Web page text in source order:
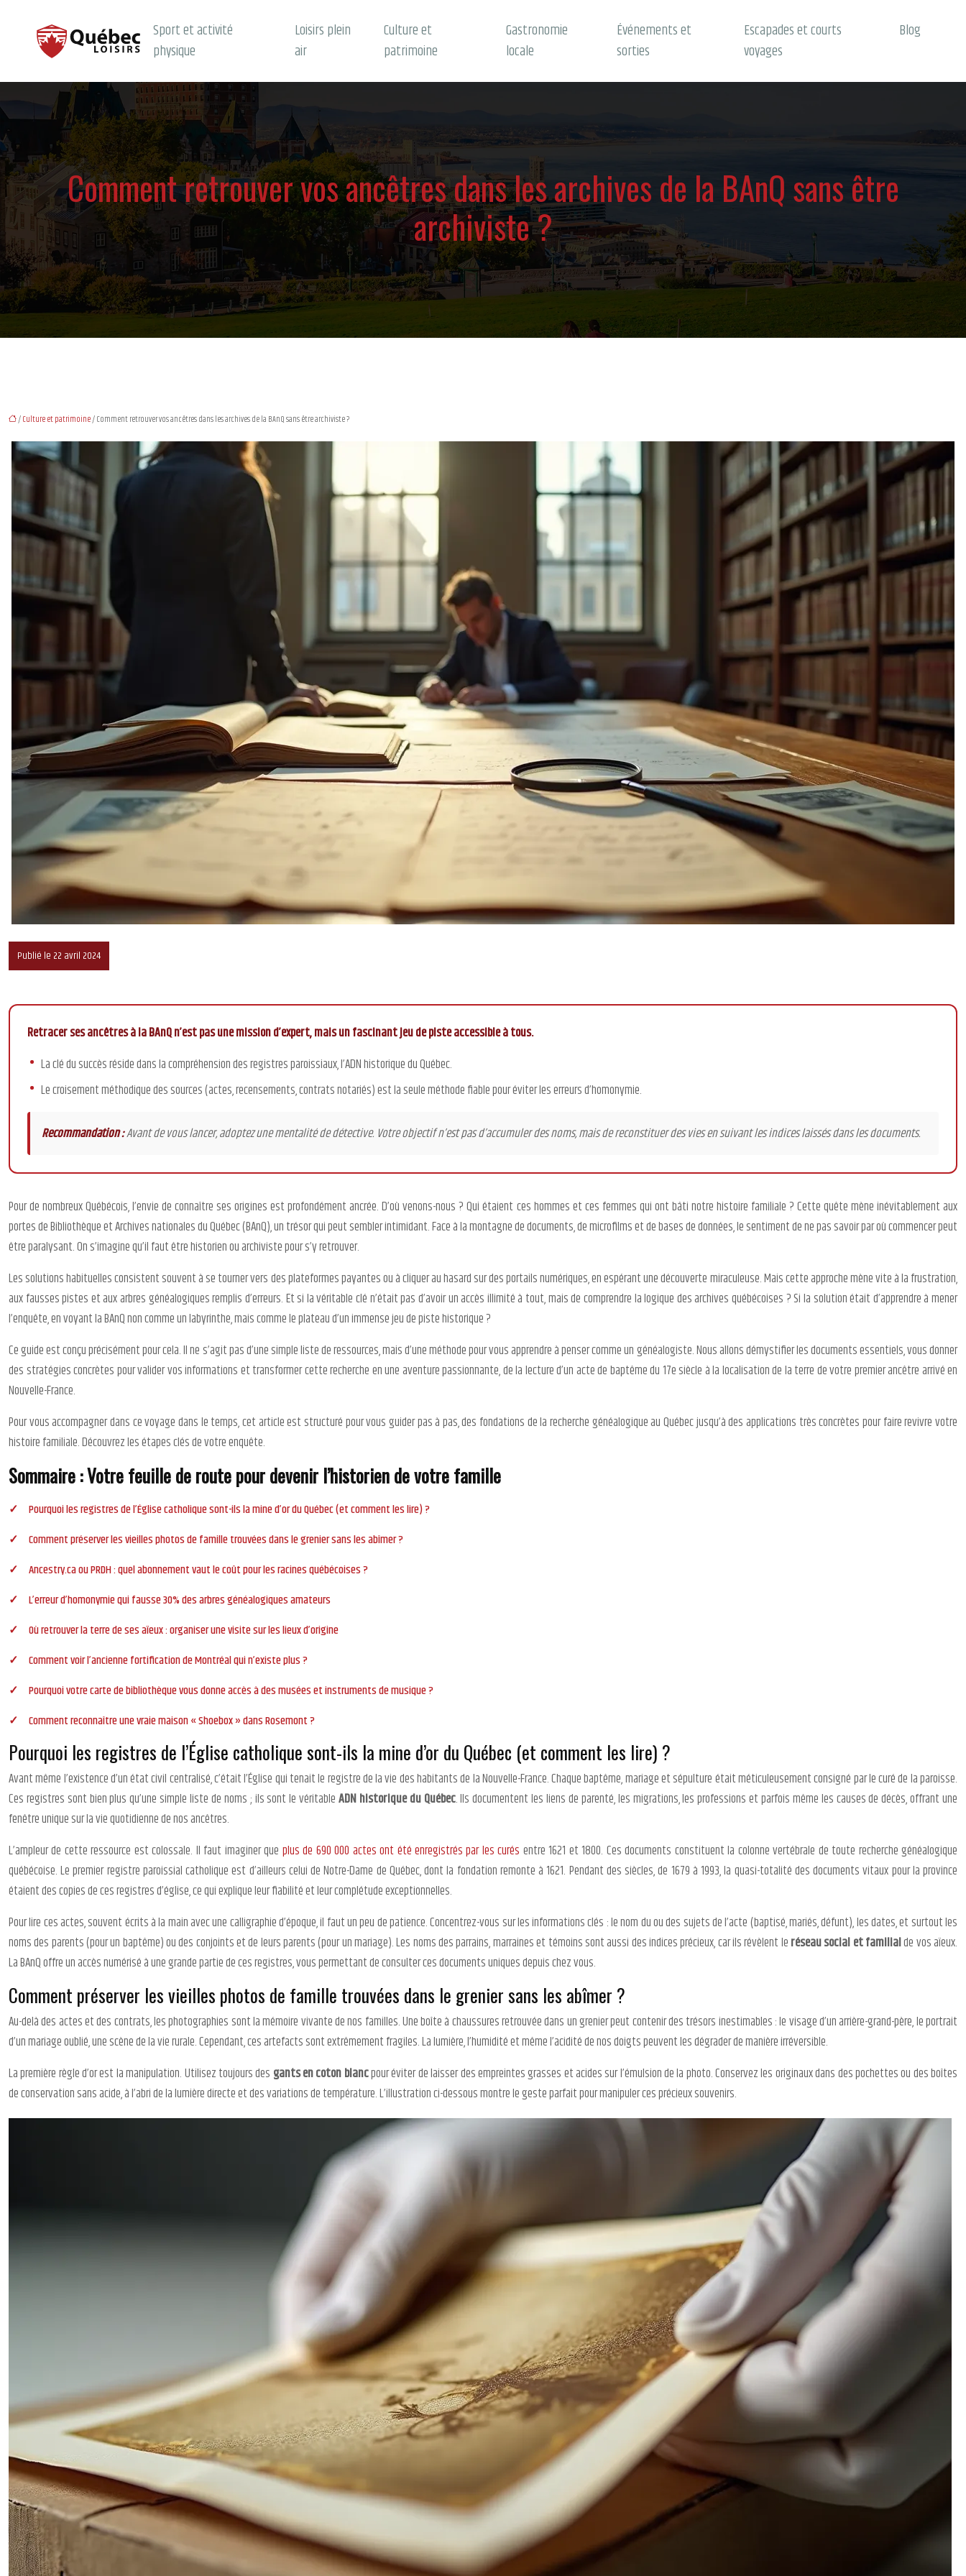
Sport et activité
physique
Loisirs plein
air
Culture et
patrimoine
Gastronomie
locale
Événements et
sorties
Escapades et courts
voyages
Blog
Comment retrouver vos ancêtres dans les archives de la BAnQ sans être
archiviste ?
/Culture et patrimoine/ Comment retrouver vos ancêtres dans les archives de la BAnQ sans être archiviste ?
Publié le 22 avril 2024
Retracer ses ancêtres à la BAnQ n’est pas une mission d’expert, mais un fascinant jeu de piste accessible à tous.
La clé du succès réside dans la compréhension des registres paroissiaux, l’ADN historique du Québec.
Le croisement méthodique des sources (actes, recensements, contrats notariés) est la seule méthode fiable pour éviter les erreurs d’homonymie.
Recommandation :Avant de vous lancer, adoptez une mentalité de détective. Votre objectif n’est pas d’accumuler des noms, mais de reconstituer des vies en suivant les indices laissés dans les documents.
Pour de nombreux Québécois, l’envie de connaître ses origines est profondément ancrée. D’où venons-nous ? Qui étaient ces hommes et ces femmes qui ont bâti notre histoire familiale ? Cette quête mène inévitablement aux
portes de Bibliothèque et Archives nationales du Québec (BAnQ), un trésor qui peut sembler intimidant. Face à la montagne de documents, de microfilms et de bases de données, le sentiment de ne pas savoir par où commencer peut
être paralysant. On s’imagine qu’il faut être historien ou archiviste pour s’y retrouver.
Les solutions habituelles consistent souvent à se tourner vers des plateformes payantes ou à cliquer au hasard sur des portails numériques, en espérant une découverte miraculeuse. Mais cette approche mène vite à la frustration,
aux fausses pistes et aux arbres généalogiques remplis d’erreurs. Et si la véritable clé n’était pas d’avoir un accès illimité à tout, mais de comprendre la logique des archives québécoises ? Si la solution était d’apprendre à mener
l’enquête, en voyant la BAnQ non comme un labyrinthe, mais comme le plateau d’un immense jeu de piste historique ?
Ce guide est conçu précisément pour cela. Il ne s’agit pas d’une simple liste de ressources, mais d’une méthode pour vous apprendre à penser comme un généalogiste. Nous allons démystifier les documents essentiels, vous donner
des stratégies concrètes pour valider vos informations et transformer cette recherche en une aventure passionnante, de la lecture d’un acte de baptême du 17e siècle à la localisation de la terre de votre premier ancêtre arrivé en
Nouvelle-France.
Pour vous accompagner dans ce voyage dans le temps, cet article est structuré pour vous guider pas à pas, des fondations de la recherche généalogique au Québec jusqu’à des applications très concrètes pour faire revivre votre
histoire familiale. Découvrez les étapes clés de votre enquête.
Sommaire : Votre feuille de route pour devenir l’historien de votre famille
Pourquoi les registres de l’Église catholique sont-ils la mine d’or du Québec (et comment les lire) ?
Comment préserver les vieilles photos de famille trouvées dans le grenier sans les abîmer ?
Ancestry.ca ou PRDH : quel abonnement vaut le coût pour les racines québécoises ?
L’erreur d’homonymie qui fausse 30% des arbres généalogiques amateurs
Où retrouver la terre de ses aïeux : organiser une visite sur les lieux d’origine
Comment voir l’ancienne fortification de Montréal qui n’existe plus ?
Pourquoi votre carte de bibliothèque vous donne accès à des musées et instruments de musique ?
Comment reconnaître une vraie maison « Shoebox » dans Rosemont ?
Pourquoi les registres de l’Église catholique sont-ils la mine d’or du Québec (et comment les lire) ?
Avant même l’existence d’un état civil centralisé, c’était l’Église qui tenait le registre de la vie des habitants de la Nouvelle-France. Chaque baptême, mariage et sépulture était méticuleusement consigné par le curé de la paroisse.
Ces registres sont bien plus qu’une simple liste de noms ; ils sont le véritableADN historique du Québec. Ils documentent les liens de parenté, les migrations, les professions et parfois même les causes de décès, offrant une
fenêtre unique sur la vie quotidienne de nos ancêtres.
L’ampleur de cette ressource est colossale. Il faut imaginer que plus de 690 000 actes ont été enregistrés par les curés entre 1621 et 1800. Ces documents constituent la colonne vertébrale de toute recherche généalogique
québécoise. Le premier registre paroissial catholique est d’ailleurs celui de Notre-Dame de Québec, dont la fondation remonte à 1621. Pendant des siècles, de 1679 à 1993, la quasi-totalité des documents vitaux pour la province
étaient des copies de ces registres d’église, ce qui explique leur fiabilité et leur complétude exceptionnelles.
Pour lire ces actes, souvent écrits à la main avec une calligraphie d’époque, il faut un peu de patience. Concentrez-vous sur les informations clés : le nom du ou des sujets de l’acte (baptisé, mariés, défunt), les dates, et surtout les
noms des parents (pour un baptême) ou des conjoints et de leurs parents (pour un mariage). Les noms des parrains, marraines et témoins sont aussi des indices précieux, car ils révèlent leréseau social et familialde vos aïeux.
La BAnQ offre un accès numérisé à une grande partie de ces registres, vous permettant de consulter ces documents uniques depuis chez vous.
Comment préserver les vieilles photos de famille trouvées dans le grenier sans les abîmer ?
Au-delà des actes et des contrats, les photographies sont la mémoire vivante de nos familles. Une boîte à chaussures retrouvée dans un grenier peut contenir des trésors inestimables : le visage d’un arrière-grand-père, le portrait
d’un mariage oublié, une scène de la vie rurale. Cependant, ces artefacts sont extrêmement fragiles. La lumière, l’humidité et même l’acidité de nos doigts peuvent les dégrader de manière irréversible.
La première règle d’or est la manipulation. Utilisez toujours des gants en coton blancpour éviter de laisser des empreintes grasses et acides sur l’émulsion de la photo. Conservez les originaux dans des pochettes ou des boîtes
de conservation sans acide, à l’abri de la lumière directe et des variations de température. L’illustration ci-dessous montre le geste parfait pour manipuler ces précieux souvenirs.